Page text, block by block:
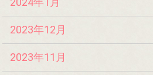
2023年12月
2023年11月